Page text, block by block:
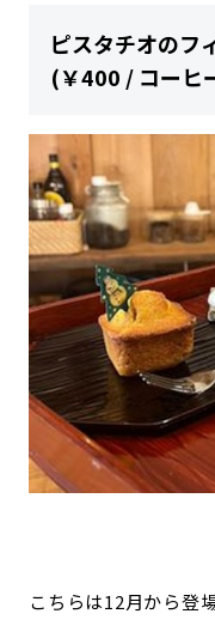
ピスタチオのフ
(￥400 / コーヒ
こちらは12月から登